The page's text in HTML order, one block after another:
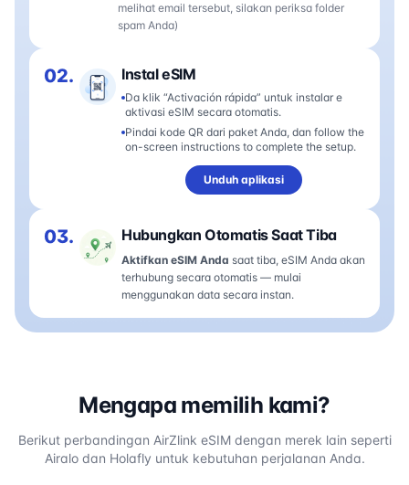
melihat email tersebut, silakan periksa folder
spam Anda)
02. Instal eSIM
Da klik “Activación rápida” untuk instalar e
aktivasi eSIM secara otomatis.
Pindai kode QR dari paket Anda, dan follow the
on-screen instructions to complete the setup.
Unduh aplikasi
03. Hubungkan Otomatis Saat Tiba
Aktifkan eSIM Anda saat tiba, eSIM Anda akan
terhubung secara otomatis — mulai
menggunakan data secara instan.
Mengapa memilih kami?
Berikut perbandingan AirZlink eSIM dengan merek lain seperti
Airalo dan Holafly untuk kebutuhan perjalanan Anda.